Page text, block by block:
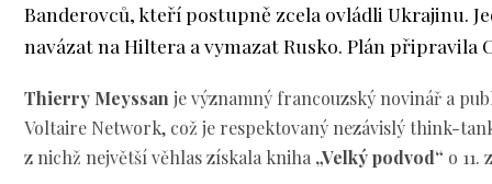
Banderovců, kteří postupně zcela ovládli Ukrajinu.
navázat na Hiltera a vymazat Rusko. Plán připravila
Thierry Meyssan je významný francouzský novinář a
Voltaire Network, což je respektovaný nezávislý think-
z nichž největší věhlas získala kniha „Velký podvod“ o 11.